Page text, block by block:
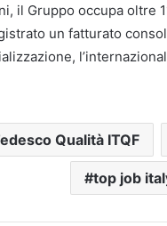
il Gruppo occupa oltre
un fatturato
Qualità ITQF
top job